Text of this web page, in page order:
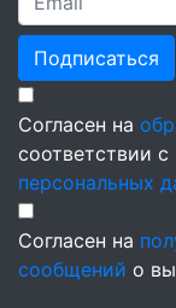
Подписаться
Согласен на
соответствии с
персональных
Согласен на
сообщений о